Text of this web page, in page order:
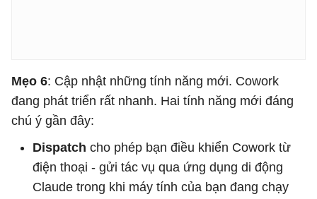
Mẹo 6: Cập nhật những tính năng mới. Cowork
đang phát triển rất nhanh. Hai tính năng mới đáng
chú ý gần đây:
Dispatch cho phép bạn điều khiển Cowork từ
điện thoại - gửi tác vụ qua ứng dụng di động
Claude trong khi máy tính của bạn đang chạy